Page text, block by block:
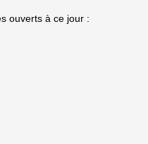
ouverts à ce jour :